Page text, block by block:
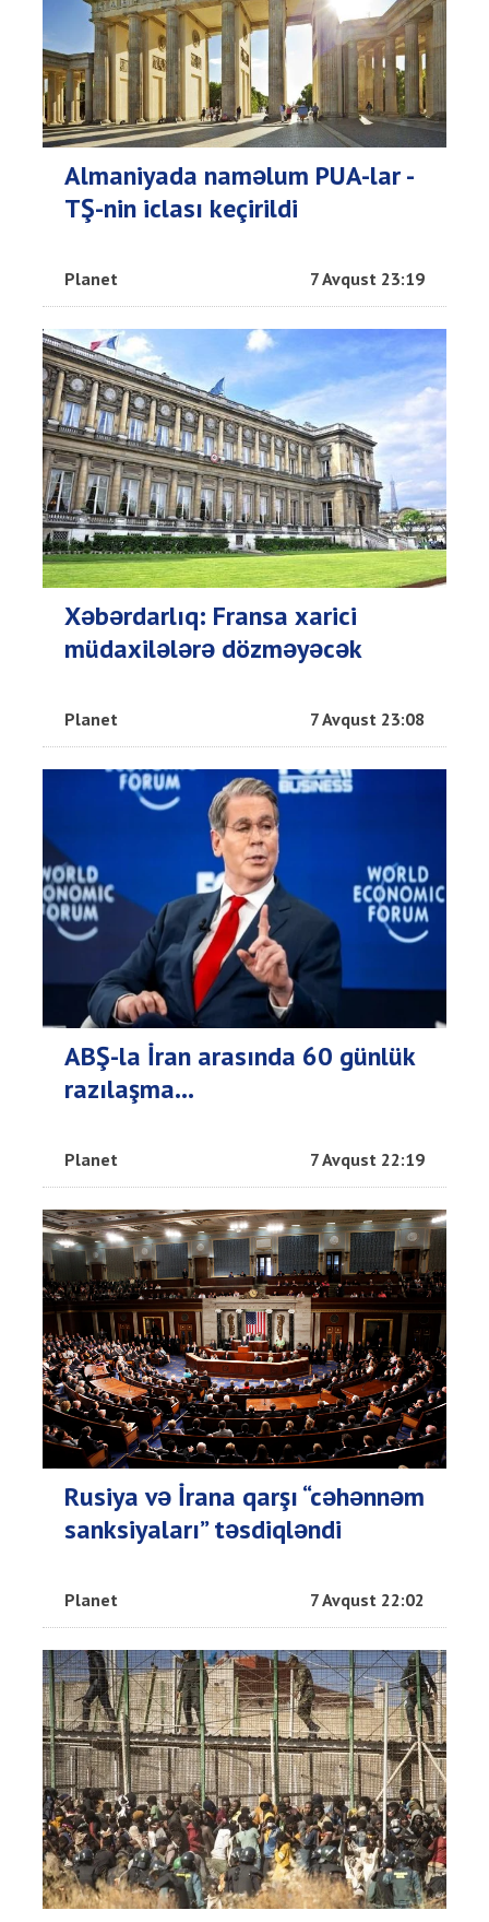
Almaniyada naməlum PUA-lar -
TŞ-nin iclası keçirildi
Planet 7 Avqust 23:19
Xəbərdarlıq: Fransa xarici
müdaxilələrə dözməyəcək
Planet 7 Avqust 23:08
ABŞ-la İran arasında 60 günlük
razılaşma...
Planet 7 Avqust 22:19
Rusiya və İrana qarşı “cəhənnəm
sanksiyaları” təsdiqləndi
Planet 7 Avqust 22:02